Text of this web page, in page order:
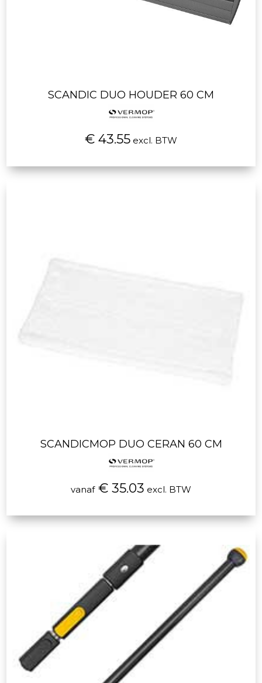
SCANDIC DUO HOUDER 60 CM
€ 43.55 excl. BTW
SCANDICMOP DUO CERAN 60 CM
vanaf€ 35.03 excl. BTW